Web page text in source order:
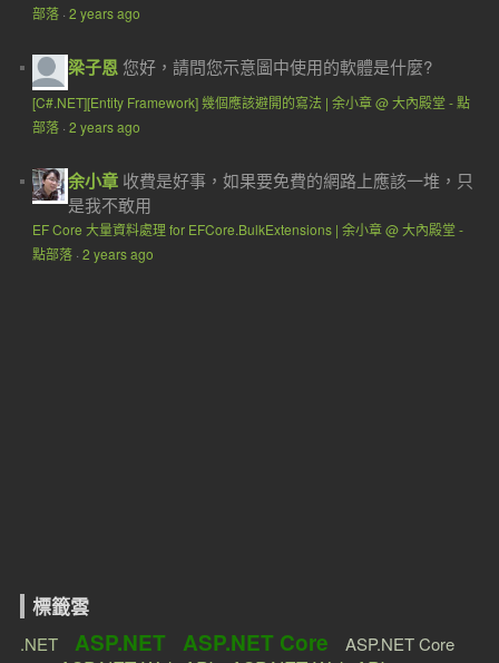
部落· 2 years ago
梁子恩 您好，請問您示意圖中使用的軟體是什麼?
[C#.NET][Entity Framework] 幾個應該避開的寫法 | 余小章 @ 大內殿堂 - 點
部落· 2 years ago
余小章 收費是好事，如果要免費的網路上應該一堆，只
是我不敢用
EF Core 大量資料處理 for EFCore.BulkExtensions | 余小章 @ 大內殿堂 -
點部落· 2 years ago
標籤雲
.NET ASP.NET ASP.NET Core
ASP.NET Core